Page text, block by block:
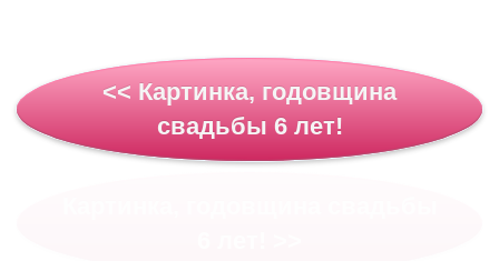
<< Картинка, годовщина
свадьбы 6 лет!